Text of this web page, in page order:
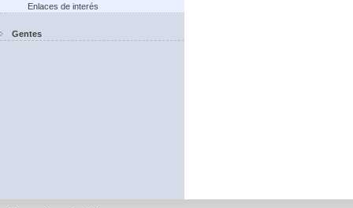
Enlaces de interés
Gentes